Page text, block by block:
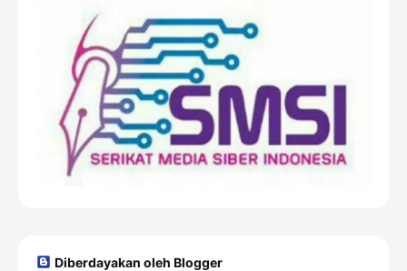
Diberdayakan oleh Blogger